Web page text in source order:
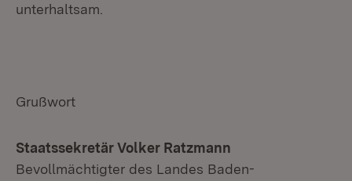
unterhaltsam.
Grußwort
Staatssekretär Volker Ratzmann
Bevollmächtigter des Landes Baden-